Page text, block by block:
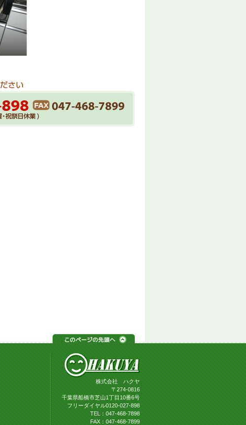
株式会社 ハクヤ
〒274-0816
千葉県船橋市芝山1丁目10番6号
フリーダイヤル0120-027-898
TEL：047-468-7898
FAX：047-468-7899